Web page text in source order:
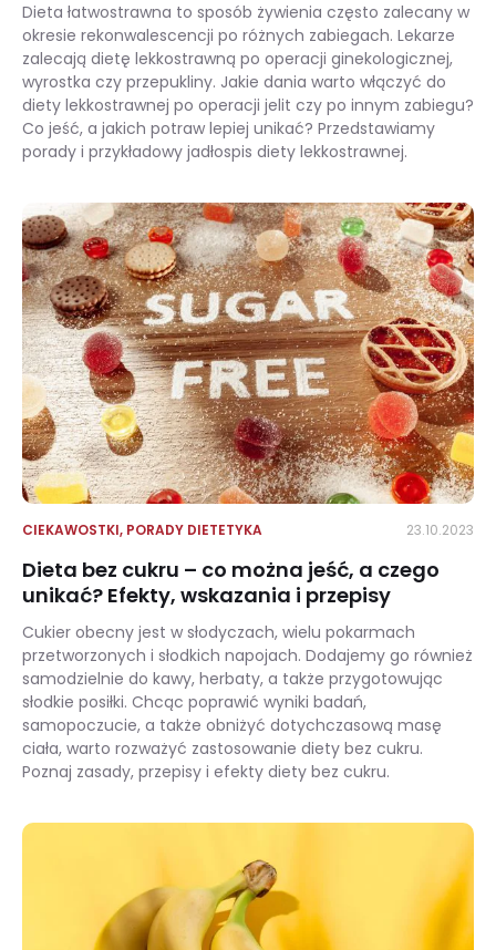
Dieta łatwostrawna to sposób żywienia często zalecany w
okresie rekonwalescencji po różnych zabiegach. Lekarze
zalecają dietę lekkostrawną po operacji ginekologicznej,
wyrostka czy przepukliny. Jakie dania warto włączyć do
diety lekkostrawnej po operacji jelit czy po innym zabiegu?
Co jeść, a jakich potraw lepiej unikać? Przedstawiamy
porady i przykładowy jadłospis diety lekkostrawnej.
CIEKAWOSTKI, PORADY DIETETYKA 23.10.2023
Dieta bez cukru – co można jeść, a czego
unikać? Efekty, wskazania i przepisy
Cukier obecny jest w słodyczach, wielu pokarmach
przetworzonych i słodkich napojach. Dodajemy go również
samodzielnie do kawy, herbaty, a także przygotowując
słodkie posiłki. Chcąc poprawić wyniki badań,
samopoczucie, a także obniżyć dotychczasową masę
ciała, warto rozważyć zastosowanie diety bez cukru.
Poznaj zasady, przepisy i efekty diety bez cukru.